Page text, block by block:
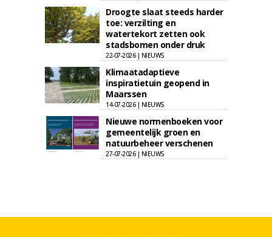
Droogte slaat steeds harder
toe: verzilting en
watertekort zetten ook
stadsbomen onder druk
22-07-2026 | NIEUWS
Klimaatadaptieve
inspiratietuin geopend in
Maarssen
14-07-2026 | NIEUWS
Nieuwe normenboeken voor
gemeentelijk groen en
natuurbeheer verschenen
27-07-2026 | NIEUWS